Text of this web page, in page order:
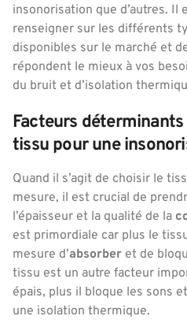
insonorisation que d’autres. Il
renseigner sur les différents
disponibles sur le marché et
répondent le mieux à vos
du bruit et d’isolation
Facteurs
tissu pour une
Quand il s’agit de choisir le
mesure, il est crucial de
l’épaisseur et la qualité de la
est primordiale car plus le
mesure d’absorber et de
tissu est un autre facteur
épais, plus il bloque les sons
une isolation thermique.